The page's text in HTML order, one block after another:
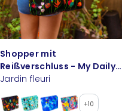
Shopper mit
Reißverschluss - My Daily
Bag
Jardin fleuri
+10